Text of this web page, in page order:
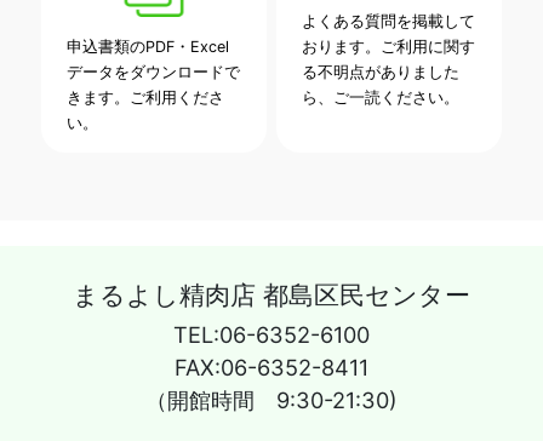
申込書類のPDF・Excel
データをダウンロードで
きます。ご利用くださ
い。
よくある質問を掲載して
おります。ご利用に関す
る不明点がありました
ら、ご一読ください。
まるよし精肉店 都島区民センター
TEL:06-6352-6100
FAX:06-6352-8411
（開館時間 9:30-21:30)